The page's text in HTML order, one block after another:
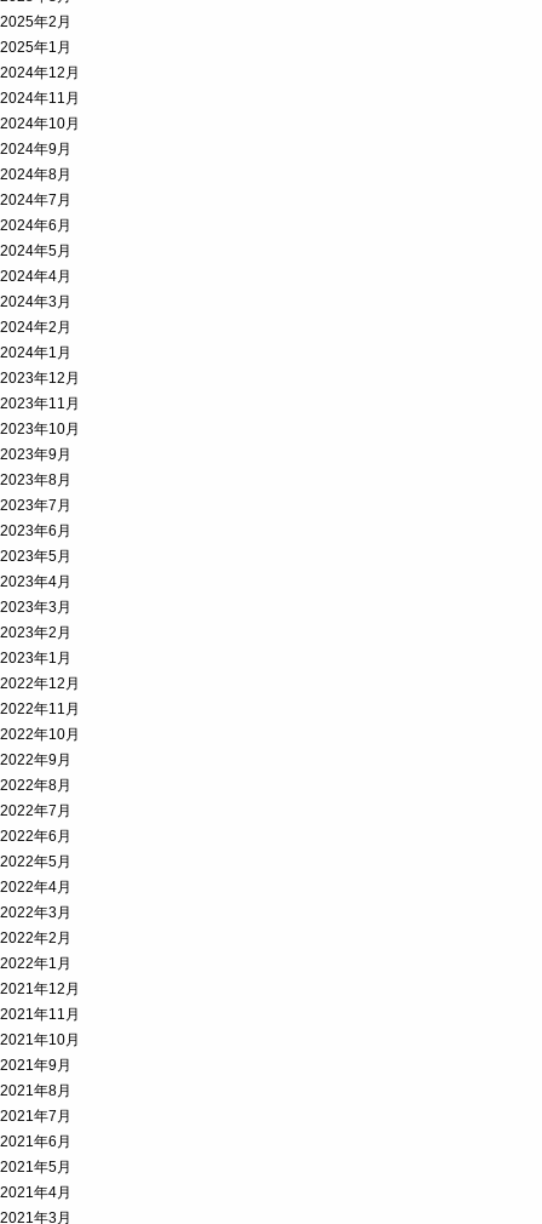
2025年2月
2025年1月
2024年12月
2024年11月
2024年10月
2024年9月
2024年8月
2024年7月
2024年6月
2024年5月
2024年4月
2024年3月
2024年2月
2024年1月
2023年12月
2023年11月
2023年10月
2023年9月
2023年8月
2023年7月
2023年6月
2023年5月
2023年4月
2023年3月
2023年2月
2023年1月
2022年12月
2022年11月
2022年10月
2022年9月
2022年8月
2022年7月
2022年6月
2022年5月
2022年4月
2022年3月
2022年2月
2022年1月
2021年12月
2021年11月
2021年10月
2021年9月
2021年8月
2021年7月
2021年6月
2021年5月
2021年4月
2021年3月